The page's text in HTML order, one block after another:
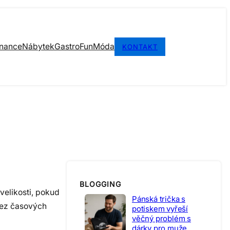
NábytekGastroFunMóda KONTAKT
pokud
časových
BLOGGING
Pánská trička s
potiskem vyřeší
věčný problém s
dárky pro muže